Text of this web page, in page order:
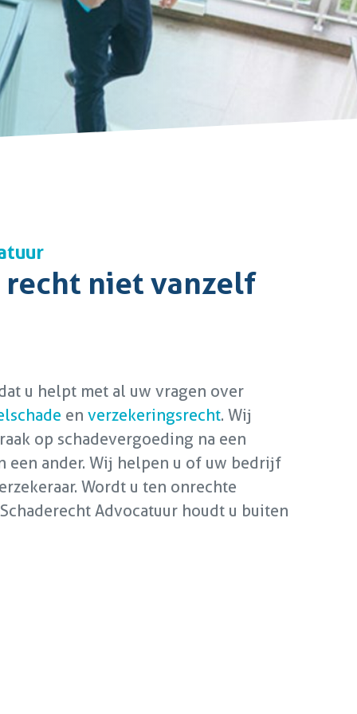
recht niet vanzelf
u helpt met al uw vragen over
en verzekeringsrecht. Wij
op schadevergoeding na een
een ander. Wij helpen u of uw bedrijf
Wordt u ten onrechte
Advocatuur houdt u buiten